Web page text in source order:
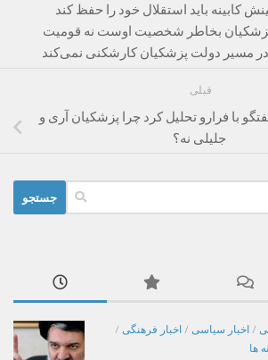
کابینه باید استقلال خود را حفظ کند
بخاطر شخصیت اوست نه قومیت
در مسیر دولت پزشکیان کارشکنی نمی‌کند
قبلی
با فرارو تحلیل کرد چرا پزشکیان آری و
جلیلی نه؟
/ اخبار سیاسی / اخبار فرهنگی /
ها